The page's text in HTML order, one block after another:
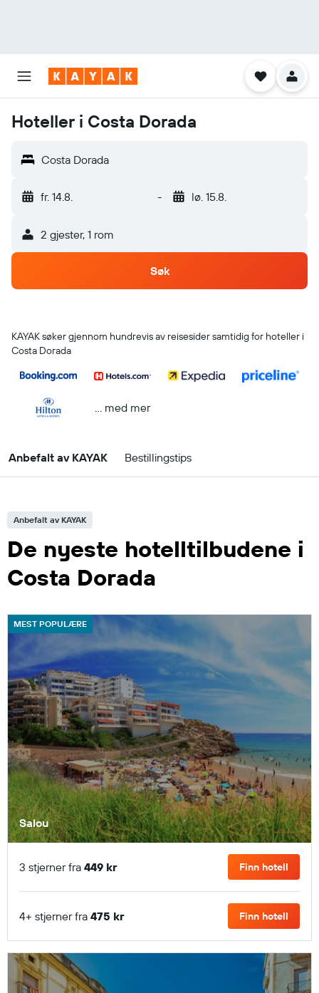
Hoteller i Costa Dorada
Costa Dorada
fr. 14.8. - lø. 15.8.
2 gjester, 1 rom
Søk
KAYAK søker gjennom hundrevis av reisesider samtidig for hoteller i
Costa Dorada
… med mer
Anbefalt av KAYAK Bestillingstips
Anbefalt av KAYAK
De nyeste hotelltilbudene i
Costa Dorada
MEST POPULÆRE
Salou
3 stjerner fra 449 kr Finn hotell
4+ stjerner fra 475 kr Finn hotell